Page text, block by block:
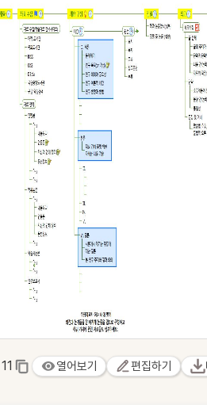
수강 신청
11 열어보기 편집하기